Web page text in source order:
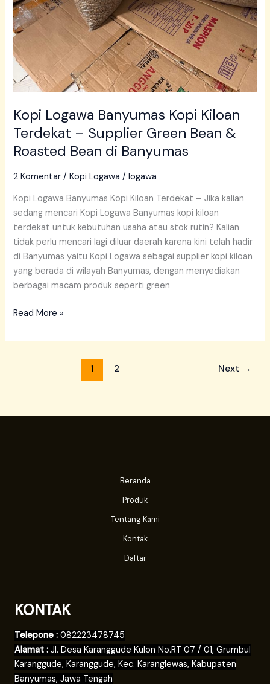
Kopi Logawa Banyumas Kopi Kiloan
Terdekat – Supplier Green Bean &
Roasted Bean di Banyumas
2 Komentar /Kopi Logawa /logawa
Kopi Logawa Banyumas Kopi Kiloan Terdekat – Jika kalian
sedang mencari Kopi Logawa Banyumas kopi kiloan
terdekat untuk kebutuhan usaha atau stok rutin? Kalian
tidak perlu mencari lagi diluar daerah karena kini telah hadir
di Banyumas yaitu Kopi Logawa sebagai supplier kopi kiloan
yang berada di wilayah Banyumas, dengan menyediakan
berbagai macam produk seperti green
Read More »
1 2 Next →
Beranda
Produk
Tentang Kami
Kontak
Daftar
KONTAK
Telepone : 082223478745
Alamat : Jl. Desa Karanggude Kulon No.RT 07 / 01, Grumbul
Karanggude, Karanggude, Kec. Karanglewas, Kabupaten
Banyumas, Jawa Tengah